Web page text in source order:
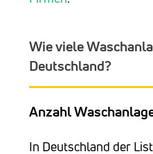
Wie viele
Deutschland?
Anzahl
In Deutschland der